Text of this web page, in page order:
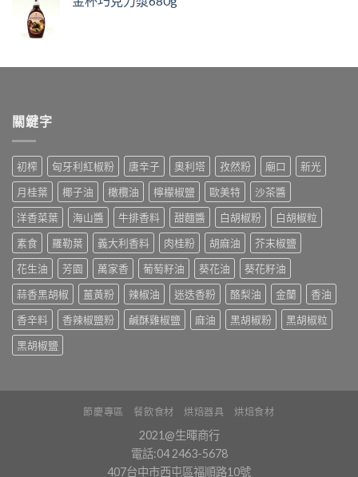
關鍵字
初榨 匈牙利紅椒粉 唐辛子 奧利塔 孜然粉 廟口
新光
月桂葉
椰子油 橄欖油 檸檬椒鹽 歐美特
沙茶醬
洋香菜葉
海山醬 牛排香料 甜麵醬 白胡椒粉
白胡椒粒
素食
羅勒葉 義大利香料 肉桂粉 胡麻油
芥末椒鹽
花生油
芳園 萬家香 葡萄籽油 葵花油
葵花籽油
蒜香黑胡椒
薑黃粉 辣椒油 迷迭香粉 酪梨油 金蘭
香油
香辛料
香辣椒鹽粉 鹹酥雞椒鹽 麻油 黑胡椒粉
黑胡椒粒
黑胡椒鹽
節慶專區 餐飲食材 烘焙器具 烘焙食材
2021@生暉商行
電話:04 2463-5678
407台中市西屯區福順路10號